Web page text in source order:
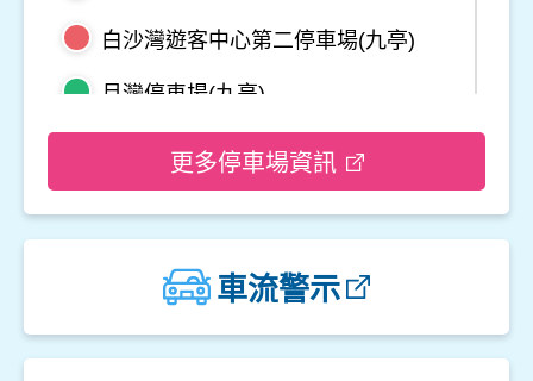
白沙灣遊客中心第二停車場(九亭)
月灣停車場(九亭)
野柳地質公園停車場
觀音山遊客中心停車場一
楓櫃斗湖停車場
更多停車場資訊
車流警示